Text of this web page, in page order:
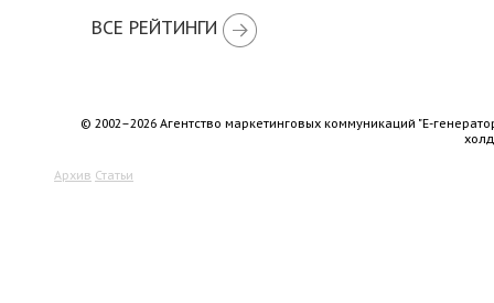
ВСЕ РЕЙТИНГИ
© 2002–2026 Агентство маркетинговых коммуникаций "Е-
Архив Статьи